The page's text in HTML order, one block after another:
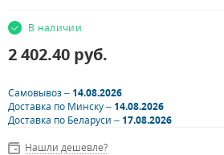
В наличии
2 402.40 руб.
Самовывоз –14.08.2026
Доставка по Минску –14.08.2026
Доставка по Беларуси –17.08.2026
Нашли дешевле?